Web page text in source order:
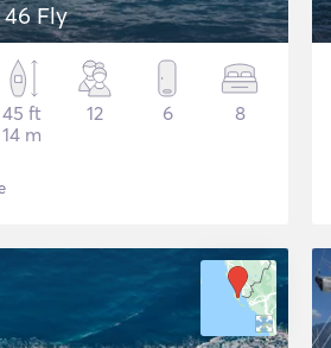
Fly
45 ft
14 m
12 6 8